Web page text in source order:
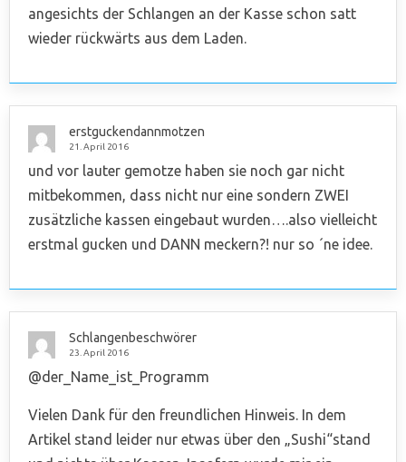
angesichts der Schlangen an der Kasse schon satt
wieder rückwärts aus dem Laden.
erstguckendannmotzen
21. April 2016
und vor lauter gemotze haben sie noch gar nicht
mitbekommen, dass nicht nur eine sondern ZWEI
zusätzliche kassen eingebaut wurden….also vielleicht
erstmal gucken und DANN meckern?! nur so ´ne idee.
Schlangenbeschwörer
23. April 2016
@der_Name_ist_Programm
Vielen Dank für den freundlichen Hinweis. In dem
Artikel stand leider nur etwas über den „Sushi“stand